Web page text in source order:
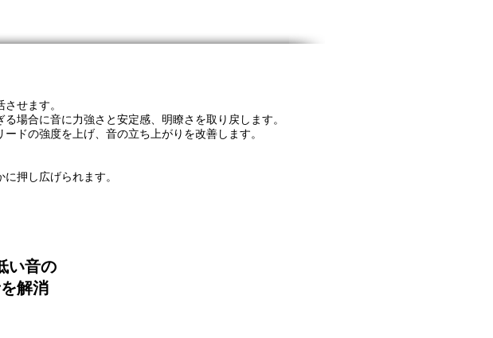
せます。
場合に音に力強さと安定感、明瞭さを取り戻します。
ドの強度を上げ、音の立ち上がりを改善します。
押し広げられます。
い音の
解消